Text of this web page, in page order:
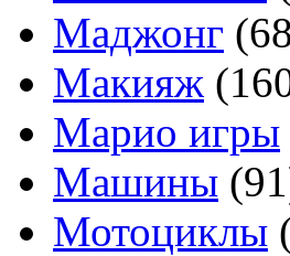
Маджонг
Макияж
Марио игры
Машины
Мотоциклы